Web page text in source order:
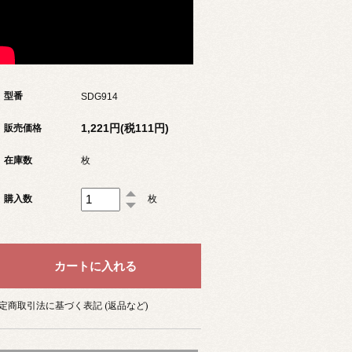
型番 SDG914
販売価格 1,221円(税111円)
在庫数 枚
購入数 枚
商取引法に基づく表記 (返品など)